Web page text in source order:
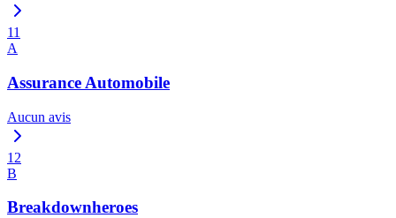
11
A
Assurance Automobile
Aucun avis
12
B
Breakdownheroes